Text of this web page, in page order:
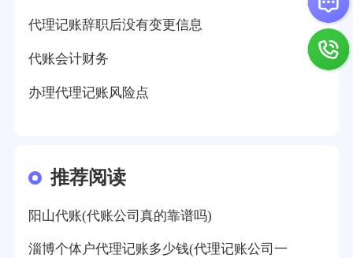
代理记账辞职后没有变更信息
代账会计财务
办理代理记账风险点
推荐阅读
阳山代账(代账公司真的靠谱吗)
淄博个体户代理记账多少钱(代理记账公司一